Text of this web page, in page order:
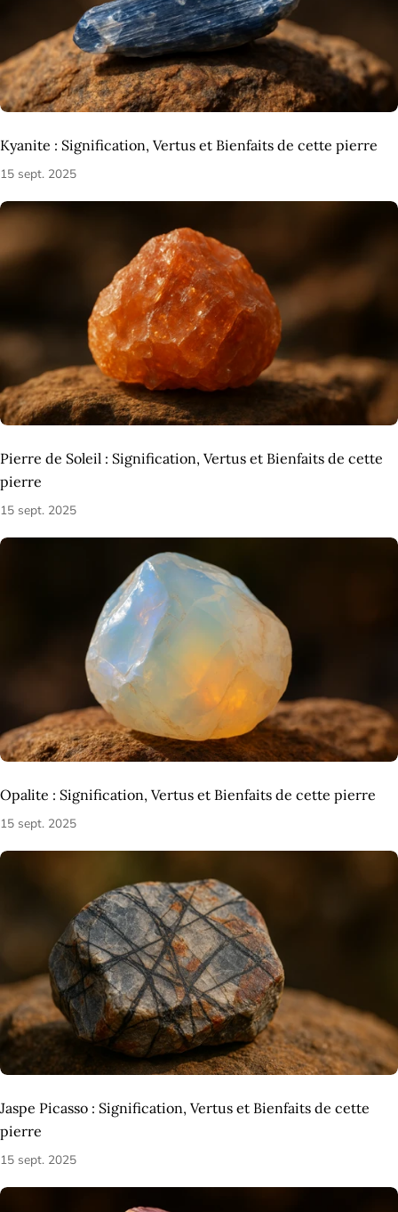
Kyanite : Signification, Vertus et Bienfaits de cette pierre
15 sept. 2025
Pierre de Soleil : Signification, Vertus et Bienfaits de cette
pierre
15 sept. 2025
Opalite : Signification, Vertus et Bienfaits de cette pierre
15 sept. 2025
Jaspe Picasso : Signification, Vertus et Bienfaits de cette
pierre
15 sept. 2025